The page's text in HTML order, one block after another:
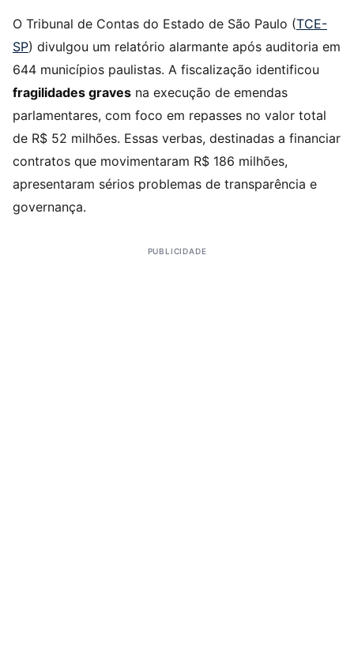
O Tribunal de Contas do Estado de São Paulo (TCE-
SP) divulgou um relatório alarmante após auditoria em
644 municípios paulistas. A fiscalização identificou
fragilidades graves na execução de emendas
parlamentares, com foco em repasses no valor total
de R$ 52 milhões. Essas verbas, destinadas a financiar
contratos que movimentaram R$ 186 milhões,
apresentaram sérios problemas de transparência e
governança.
PUBLICIDADE